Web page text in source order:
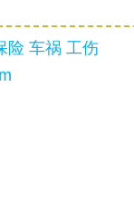
险 车祸 工伤